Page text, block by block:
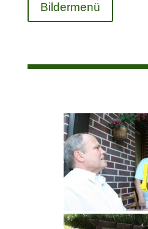
Bildermenü